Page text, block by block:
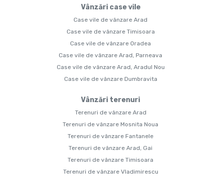
Vânzări case vile
Case vile de vânzare Arad
Case vile de vânzare Timisoara
Case vile de vânzare Oradea
Case vile de vânzare Arad, Parneava
Case vile de vânzare Arad, Aradul Nou
Case vile de vânzare Dumbravita
Vânzări terenuri
Terenuri de vânzare Arad
Terenuri de vânzare Mosnita Noua
Terenuri de vânzare Fantanele
Terenuri de vânzare Arad, Gai
Terenuri de vânzare Timisoara
Terenuri de vânzare Vladimirescu